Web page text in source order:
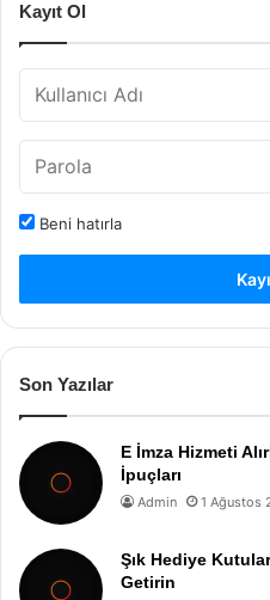
Kayıt Ol
Beni hatırla
Son Yazılar
E İmza Hizmeti
İpuçları
Admin 1 Ağustos
Şık Hediye
Getirin